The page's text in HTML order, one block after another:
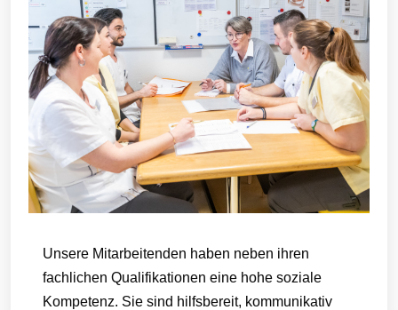
Unsere Mitarbeitenden haben neben ihren
fachlichen Qualifikationen eine hohe soziale
Kompetenz. Sie sind hilfsbereit, kommunikativ